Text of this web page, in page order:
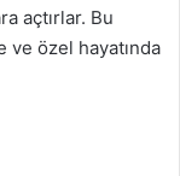
açtırlar. Bu
ve özel hayatında